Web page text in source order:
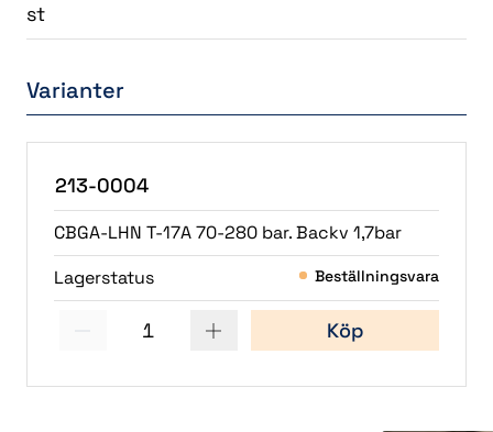
st
Varianter
213-0004
CBGA-LHN T-17A 70-280 bar. Backv 1,7bar
Lagerstatus
Beställningsvara
1 Köp